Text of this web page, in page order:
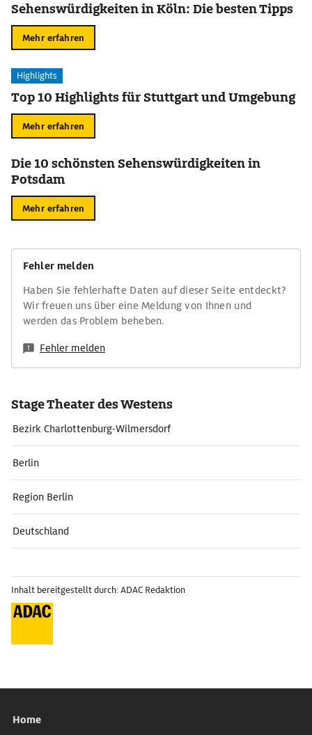
Sehenswürdigkeiten in Köln: Die besten Tipps
Mehr erfahren
Highlights
Top 10 Highlights für Stuttgart und Umgebung
Mehr erfahren
Die 10 schönsten Sehenswürdigkeiten in
Potsdam
Mehr erfahren
Fehler melden
Haben Sie fehlerhafte Daten auf dieser Seite entdeckt?
Wir freuen uns über eine Meldung von Ihnen und
werden das Problem beheben.
Fehler melden
Stage Theater des Westens
Bezirk Charlottenburg-Wilmersdorf
Berlin
Region Berlin
Deutschland
Inhalt bereitgestellt durch: ADAC Redaktion
Home